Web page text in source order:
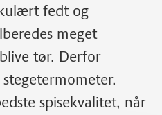
fedt og
meget
tør. Derfor
spisekvalitet, når